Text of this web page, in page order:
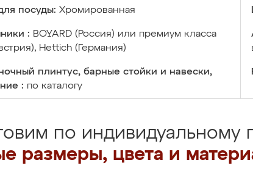
посуды: Хромированная
: BOYARD (Россия) или премиум класса
Hettich (Германия)
плинтус, барные стойки и навески,
: по каталогу
по индивидуальному
размеры, цвета и